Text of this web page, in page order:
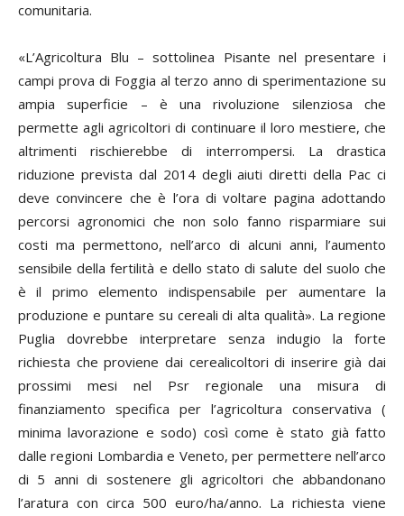
comunitaria.
«L’Agricoltura Blu – sottolinea Pisante nel presentare i
campi prova di Foggia al terzo anno di sperimentazione su
ampia superficie – è una rivoluzione silenziosa che
permette agli agricoltori di continuare il loro mestiere, che
altrimenti rischierebbe di interrompersi. La drastica
riduzione prevista dal 2014 degli aiuti diretti della Pac ci
deve convincere che è l’ora di voltare pagina adottando
percorsi agronomici che non solo fanno risparmiare sui
costi ma permettono, nell’arco di alcuni anni, l’aumento
sensibile della fertilità e dello stato di salute del suolo che
è il primo elemento indispensabile per aumentare la
produzione e puntare su cereali di alta qualità». La regione
Puglia dovrebbe interpretare senza indugio la forte
richiesta che proviene dai cerealicoltori di inserire già dai
prossimi mesi nel Psr regionale una misura di
finanziamento specifica per l’agricoltura conservativa (
minima lavorazione e sodo) così come è stato già fatto
dalle regioni Lombardia e Veneto, per permettere nell’arco
di 5 anni di sostenere gli agricoltori che abbandonano
l’aratura con circa 500 euro/ha/anno. La richiesta viene